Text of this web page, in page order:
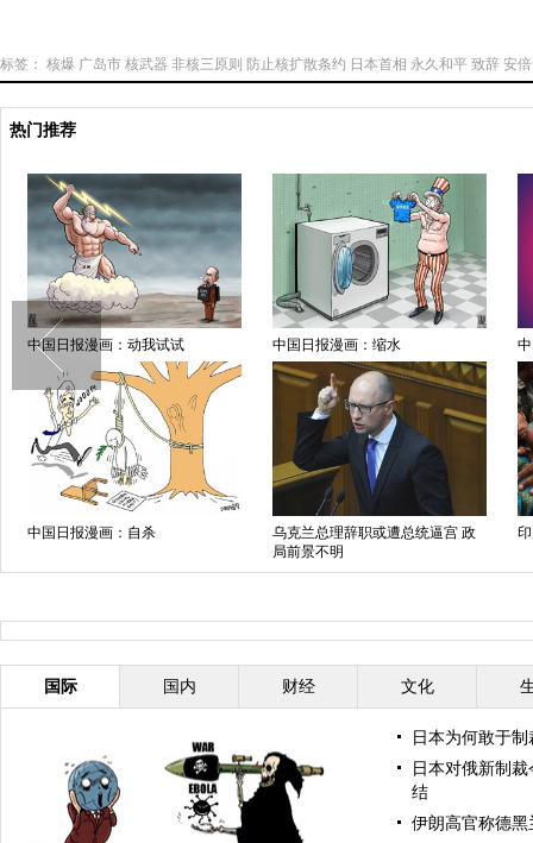
标签： 核爆 广岛市 核武器 非核三原则 防止核扩散条约 日本首相 永久和平 致辞 安
热门推荐
中国日报漫画：动我试试 中国日报漫画：缩水
中国日报漫画：自杀
乌克兰总理辞职或遭总统逼宫 政
局前景不明
国际 国内 财经 文化
日本为何敢于
日本对俄新制
结
伊朗高官称德